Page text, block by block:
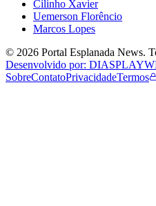
Cilinho Xavier
Uemerson Florêncio
Marcos Lopes
© 2026 Portal Esplanada News.
Desenvolvido por:
SobreContatoPrivacidadeTermos